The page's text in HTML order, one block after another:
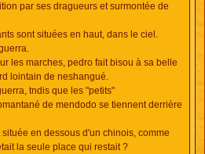
par ses dragueurs et surmontée de
sont situées en haut, dans le ciel.
les marches, pedro fait bisou à sa belle
lointain de neshangué.
tndis que les "petits"
de mendodo se tiennent derrière
en dessous d'un chinois, comme
la seule place qui restait ?